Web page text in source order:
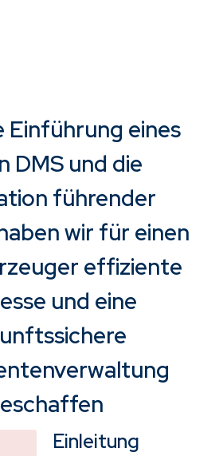
Einführung eines
DMS und die
führender
wir für einen
effiziente
und eine
von
in der
die Einführung
neuen DMS und
Systeme
wir für einen
Prozesse und
Einleitung